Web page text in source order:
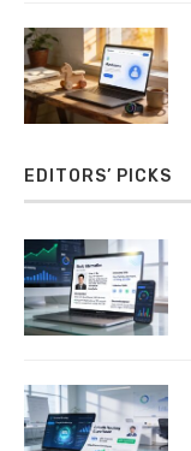
EDITORS’ PICKS